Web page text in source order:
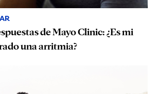
de Mayo Clinic: ¿Es mi
una arritmia?